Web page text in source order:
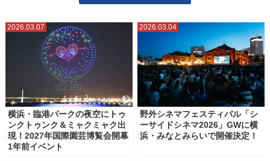
北仲ブリック＆ホワイト
帆船日本丸（日本丸メモリアルパーク） 新横浜ラーメン博物館（ラー博）
日本郵船氷川丸 横浜・三溪園 横浜・八景島シーパラダイス
横浜アンパンマンこどもミュージアム 横浜ハンマーヘッド
横浜ベイブリッジスカイウォーク 横浜マリンタワー
横浜ランドマークタワー
2026.03.07
横浜・臨港パークの夜空にトゥ
ンクトゥンク＆ミャクミャク出
現！2027年国際園芸博覧会開幕
1年前イベント
2026.03.04
野外シネマフェスティバル「シ
ーサイドシネマ2026」GWに横
浜・みなとみらいで開催決定！